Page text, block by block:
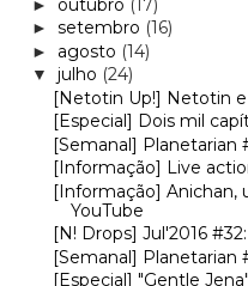
► outubro (17)
► setembro (16)
► agosto (14)
▼ julho (24)
[Netotin Up!] Netotin e
[Especial] Dois mil
[Semanal] Planetarian
[Informação] Live
[Informação] Anichan,
YouTube
[N! Drops] Jul'2016
[Semanal] Planetarian
[Especial] "Gentle